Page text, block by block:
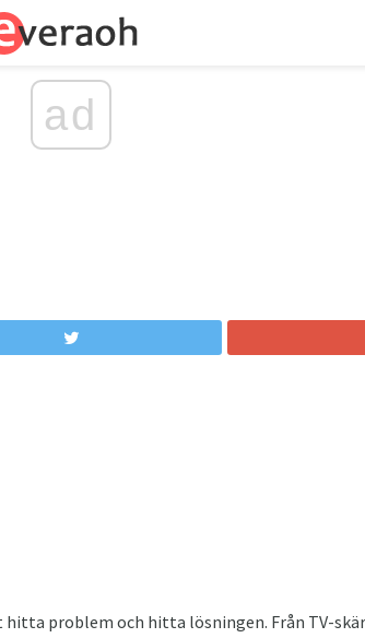
ad
problem och hitta lösningen. Från TV-